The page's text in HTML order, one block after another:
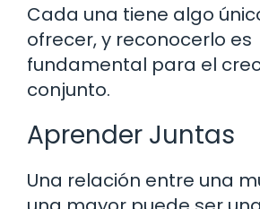
Cada una tiene algo
ofrecer, y reconocerlo es
fundamental para el
conjunto.
Aprender Juntas
Una relación entre una